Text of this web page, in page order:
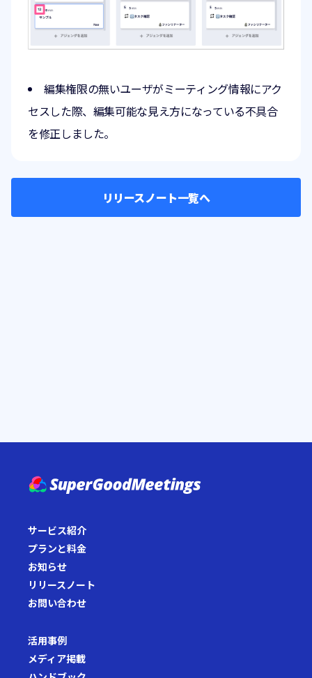
編集権限の無いユーザがミーティング情報にアク
セスした際、編集可能な見え方になっている不具合
を修正しました。
リリースノート一覧へ
サービス紹介
プランと料金
お知らせ
リリースノート
お問い合わせ
活用事例
メディア掲載